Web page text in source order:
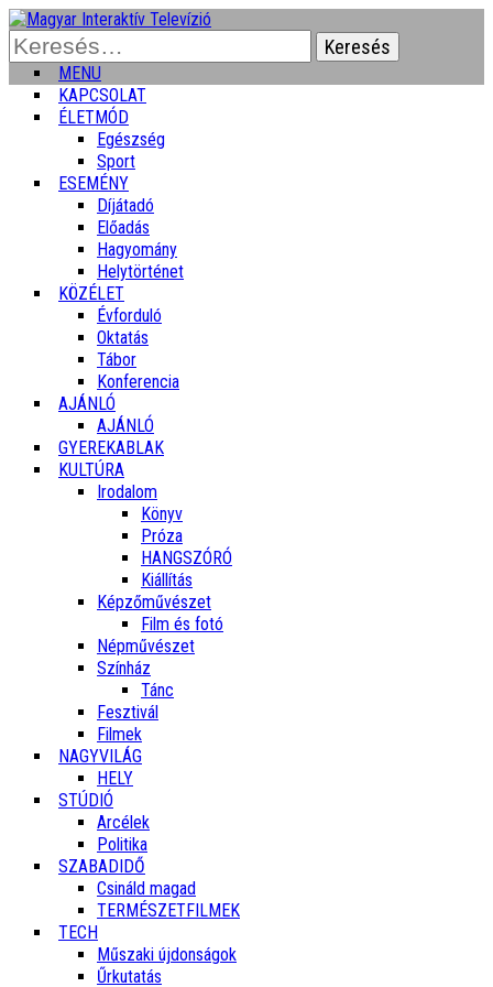
Keresés:
MENU
KAPCSOLAT
ÉLETMÓD
Egészség
Sport
ESEMÉNY
Díjátadó
Előadás
Hagyomány
Helytörténet
KÖZÉLET
Évforduló
Oktatás
Tábor
Konferencia
AJÁNLÓ
AJÁNLÓ
GYEREKABLAK
KULTÚRA
Irodalom
Könyv
Próza
HANGSZÓRÓ
Kiállítás
Képzőművészet
Film és fotó
Népművészet
Színház
Tánc
Fesztivál
Filmek
NAGYVILÁG
HELY
STÚDIÓ
Arcélek
Politika
SZABADIDŐ
Csináld magad
TERMÉSZETFILMEK
TECH
Műszaki újdonságok
Űrkutatás